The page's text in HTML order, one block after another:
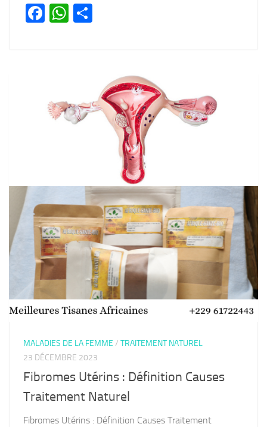
Facebook
WhatsApp
MALADIES DE LA FEMME / TRAITEMENT NATUREL
23 DÉCEMBRE 2023
Fibromes Utérins : Définition Causes
Traitement Naturel
Fibromes Utérins : Définition Causes Traitement